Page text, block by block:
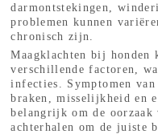
darmontstekingen,
problemen kunnen
chronisch zijn.
Maagklachten bij honden
verschillende factoren,
infecties. Symptomen
braken, misselijkheid en
belangrijk om de oorzaak
achterhalen om de juiste